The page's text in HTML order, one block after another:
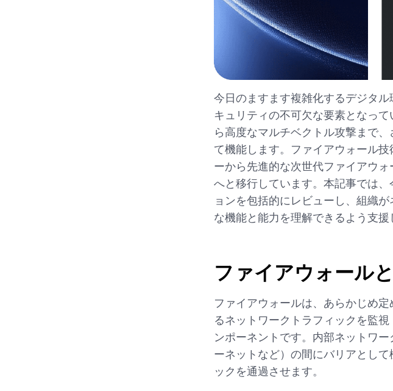
今日のますます複雑化するデジタ
キュリティの不可欠な要素となっ
ら高度なマルチベクトル攻撃まで
て機能します。ファイアウォール
ーから先進的な次世代ファイアウ
へと移行しています。本記事では
ョンを包括的にレビューし、組織
な機能と能力を理解できるよう支援
ファイアウォール
ファイアウォールは、あらかじめ
るネットワークトラフィックを監
ンポーネントです。内部ネットワ
ーネットなど）の間にバリアとし
ックを通過させます。